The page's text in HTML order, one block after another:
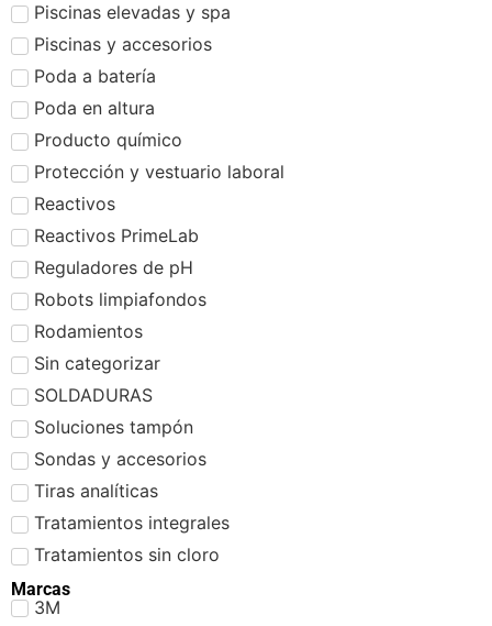
Piscinas elevadas y spa
Piscinas y accesorios
Poda a batería
Poda en altura
Producto químico
Protección y vestuario laboral
Reactivos
Reactivos PrimeLab
Reguladores de pH
Robots limpiafondos
Rodamientos
Sin categorizar
SOLDADURAS
Soluciones tampón
Sondas y accesorios
Tiras analíticas
Tratamientos integrales
Tratamientos sin cloro
Marcas
3M